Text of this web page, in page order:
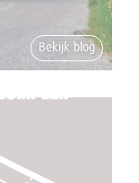
Bekijk blog